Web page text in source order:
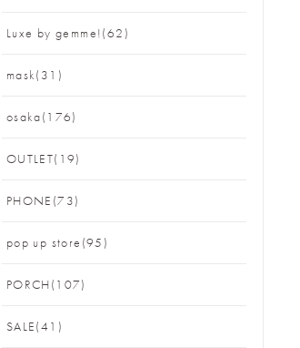
Luxe by gemme!(62)
mask(31)
osaka(176)
OUTLET(19)
PHONE(73)
pop up store(95)
PORCH(107)
SALE(41)